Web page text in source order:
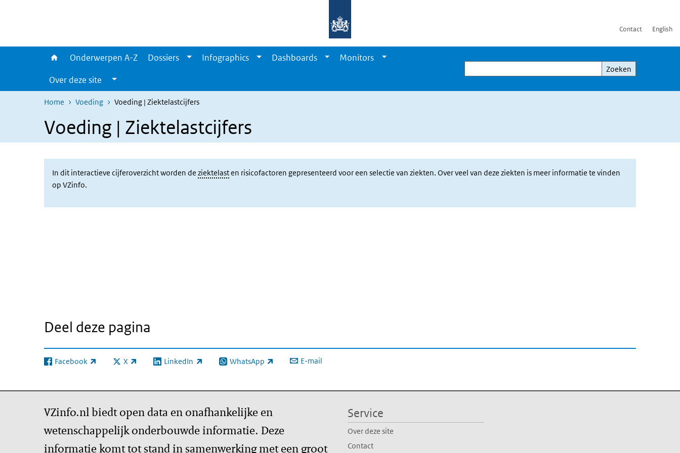
Contact English
Onderwerpen A-Z Dossiers Infographics Dashboards
Monitors
Over deze site
Zoeken
Zoeken
Home Voeding Voeding | Ziektelastcijfers
Voeding | Ziektelastcijfers
In dit interactieve cijferoverzicht worden de ziektelasten risicofactoren gepresenteerd voor een selectie van ziekten. Over veel van deze ziekten is meer informatie te vinden
op VZinfo.
Deel deze pagina
Facebook
(externe link) X
(externe link) LinkedIn
(externe link) WhatsApp
(externe link) E-mail
VZinfo.nl biedt open data en onafhankelijke en
wetenschappelijk onderbouwde informatie. Deze
informatie komt tot stand in samenwerking met een groot
Service
Over deze site
Contact